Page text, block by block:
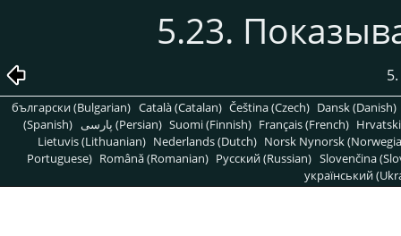
5.23.
български (Bulgarian) Català (Catalan) Čeština (Czech) Dansk (Danish)
(Spanish)
پارسی (Persian) Suomi (Finnish) Français (French)
Lietuvis (Lithuanian) Nederlands (Dutch) Norsk Nynorsk
Portuguese) Română (Romanian) Pусский (Russian) Slovenčina
український